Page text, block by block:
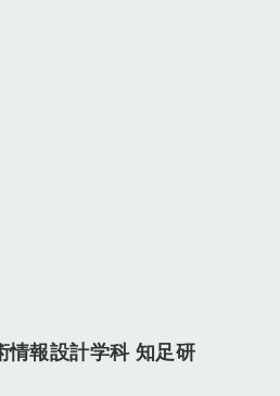
情報設計学科 知足研